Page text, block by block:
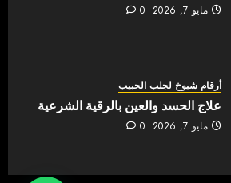
مايو 7, 2026 0
أرقام شيوخ لجلب الحبيب
علاج الحسد والعين بالرقية الشرعية
مايو 7, 2026 0